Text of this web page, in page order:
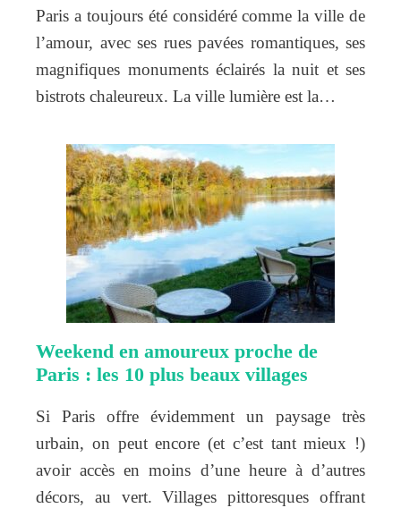
Paris a toujours été considéré comme la ville de
l’amour, avec ses rues pavées romantiques, ses
magnifiques monuments éclairés la nuit et ses
bistrots chaleureux. La ville lumière est la…
Weekend en amoureux proche de
Paris : les 10 plus beaux villages
Si Paris offre évidemment un paysage très
urbain, on peut encore (et c’est tant mieux !)
avoir accès en moins d’une heure à d’autres
décors, au vert. Villages pittoresques offrant